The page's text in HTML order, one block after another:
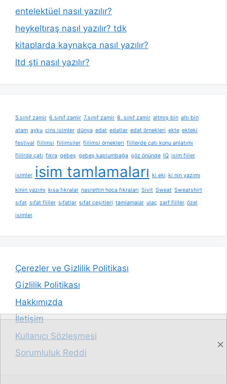
entelektüel nasıl yazılır?
heykeltıraş nasıl yazılır? tdk
kitaplarda kaynakça nasıl yazılır?
ltd şti nasıl yazılır?
5.sınıf zamir 6.sınıf zamir 7.sınıf zamir 8. sınıf zamir altmış bin altı bin
atam ayku cins isimler dünya edat edatlar edat örnekleri ekte ekteki
festival fiilimsi fiilimsiler fiilimsi örnekleri fiillerde çatı konu anlatımı
fiillrde çatı fıkra gebeş gebeş kaplumbağa göz önünde IQ isim fiiler
isimler isim tamlamaları ki eki ki nin yazımı
kinin yazımı kısa fıkralar nasrettin hoca fıkraları Sivit Sweat Sweatshirt
sıfat sıfat fiiller sıfatlar sıfat çeşitleri tamlamalar ulaç zarf fiiller özel
isimler
Çerezler ve Gizlilik Politikası
Gizlilik Politikası
Hakkımızda
İletişim
Kullanıcı Sözleşmesi
Sorumluluk Reddi